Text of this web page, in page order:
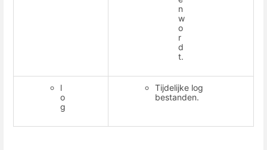
n
w
o
r
d
t.
l
o
g
Tijdelijke log
bestanden.